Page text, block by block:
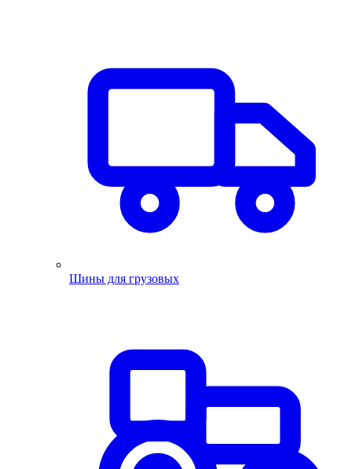
Шины для грузовых